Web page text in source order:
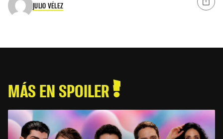
JULIO VÉLEZ
MÁS EN SPOILER